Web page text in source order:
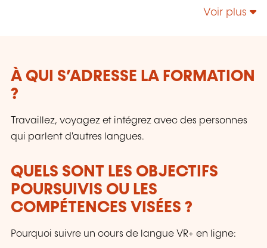
Voir plus
À QUI S’ADRESSE LA FORMATION
?
Travaillez, voyagez et intégrez avec des personnes
qui parlent d'autres langues.
QUELS SONT LES OBJECTIFS
POURSUIVIS OU LES
COMPÉTENCES VISÉES ?
Pourquoi suivre un cours de langue VR+ en ligne: